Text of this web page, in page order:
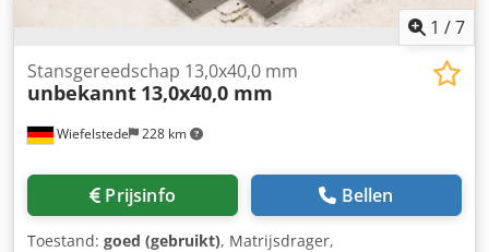
1 /7
Wiefelstede 228 km
Stansgereedschap 13,0x40,0 mm
unbekannt 13,0x40,0 mm
Prijsinfo Bellen
Toestand: goed (gebruikt), Matrijsdrager,